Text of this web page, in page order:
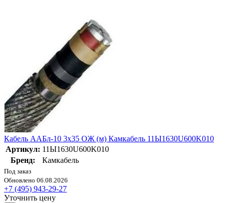
Кабель ААБл-10 3х35 ОЖ (м) Камкабель 11Ы1630U600K010
Артикул: 11Ы1630U600K010
Бренд:
Камкабель
Под заказ
Обновлено 06.08.2026
+7 (495) 943-29-27
Уточнить цену